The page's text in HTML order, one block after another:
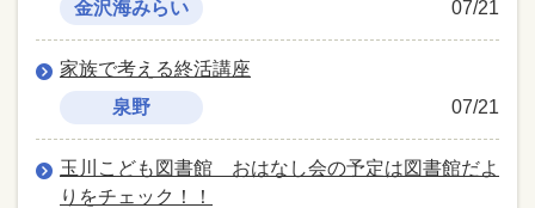
07/21
金沢海みらい
家族で考える終活講座
07/21
泉野
玉川こども図書館 おはなし会の予定は図書館だよ
りをチェック！！